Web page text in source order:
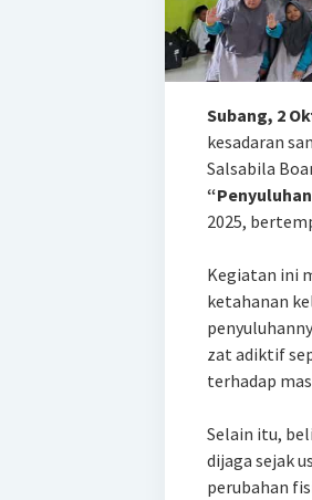
Subang, 2
kesadaran
Salsabila
2025,
Kegiatan ini
ketahanan
zat adiktif
terhadap
Selain itu,
dijaga sejak
perubahan